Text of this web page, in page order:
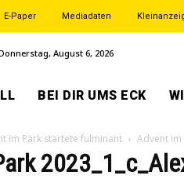
E-Paper Mediadaten
August 6, 2026
BEI DIR UMS ECK
im Park startete fulminant Advent im